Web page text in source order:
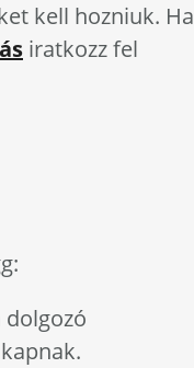
kell hozniuk. Ha
iratkozz fel
dolgozó